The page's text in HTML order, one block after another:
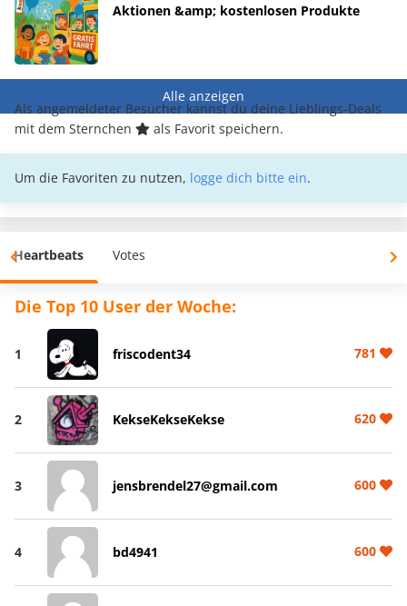
Aktionen &amp; kostenlosen Produkte
Alle anzeigen
Als angemeldeter Besucher kannst du deine Lieblings-Deals
mit dem Sternchen
als Favorit speichern.
Um die Favoriten zu nutzen, logge dich bitte ein.
Heartbeats Votes
Die Top 10 User der Woche:
1 friscodent34 781
2 KekseKekseKekse 620
3 jensbrendel27@gmail.com 600
4 bd4941 600